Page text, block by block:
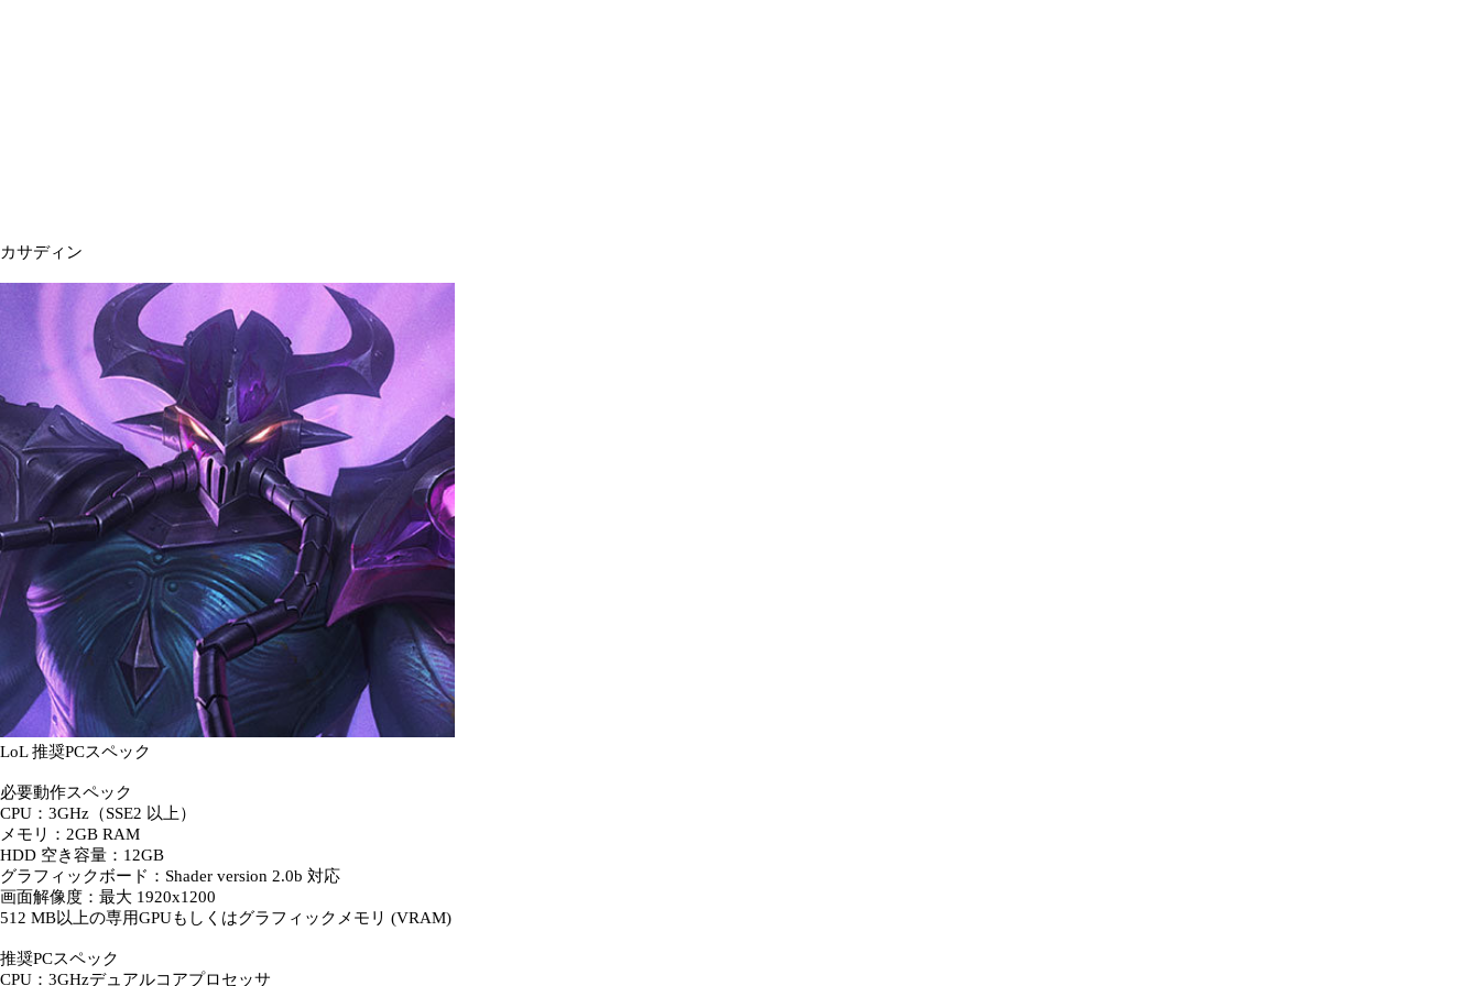
カサディン
LoL 推奨PCスペック
必要動作スペック
CPU：3GHz（SSE2 以上）
メモリ：2GB RAM
HDD 空き容量：12GB
グラフィックボード：Shader version 2.0b 対応
画面解像度：最大 1920x1200
512 MB以上の専用GPUもしくはグラフィックメモリ (VRAM)
推奨PCスペック
CPU：3GHzデュアルコアプロセッサ